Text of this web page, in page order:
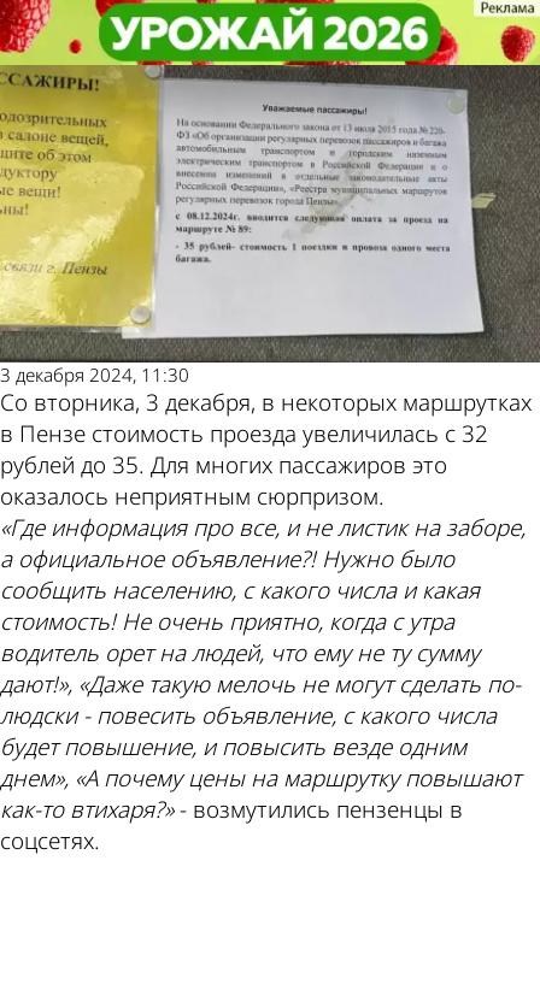
Пензенцы запутались в ценах на
проезд в маршрутках
Общество
3 декабря 2024, 11:30
Со вторника, 3 декабря, в некоторых маршрутках
в Пензе стоимость проезда увеличилась с 32
рублей до 35. Для многих пассажиров это
оказалось неприятным сюрпризом.
«Где информация про все, и не листик на заборе,
а официальное объявление?! Нужно было
сообщить населению, с какого числа и какая
стоимость! Не очень приятно, когда с утра
водитель орет на людей, что ему не ту сумму
дают!», «Даже такую мелочь не могут сделать по-
людски - повесить объявление, с какого числа
будет повышение, и повысить везде одним
днем», «А почему цены на маршрутку повышают
как-то втихаря?»- возмутились пензенцы в
соцсетях.
Пензенцы запутались в ценах на
проезд в маршрутках
Общество
Другие новости
по теме
Погода и курсы
валют в Пензе